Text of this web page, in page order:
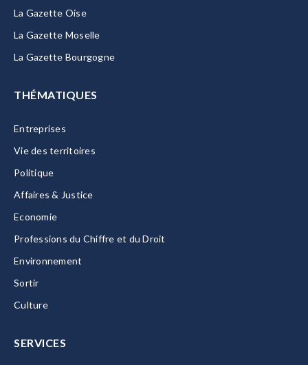
La Gazette Oise
La Gazette Moselle
La Gazette Bourgogne
THÉMATIQUES
Entreprises
Vie des territoires
Politique
Affaires & Justice
Economie
Professions du Chiffre et du Droit
Environnement
Sortir
Culture
SERVICES